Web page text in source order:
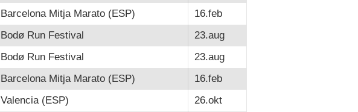
Barcelona Mitja Marato (ESP)
16.feb
Bodø Run Festival
23.aug
Bodø Run Festival
23.aug
Barcelona Mitja Marato (ESP)
16.feb
Valencia (ESP)
26.okt